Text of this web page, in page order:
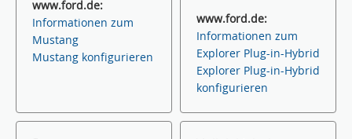
www.ford.de:
Informationen zum
Mustang
Mustang konfigurieren
www.ford.de:
Informationen zum
Explorer Plug-in-Hybrid
Explorer Plug-in-Hybrid
konfigurieren